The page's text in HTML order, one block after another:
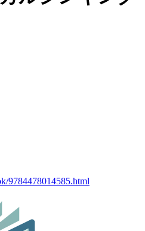
9784478014585.html